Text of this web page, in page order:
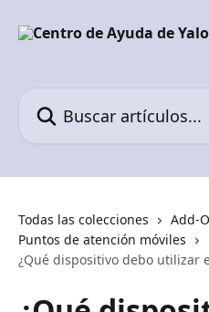
Todas las colecciones
Add-
Puntos de atención móviles
¿Qué dispositivo debo utilizar